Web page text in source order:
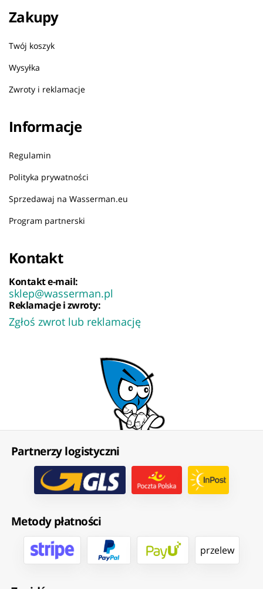
Zakupy
Twój koszyk
Wysyłka
Zwroty i reklamacje
Informacje
Regulamin
Polityka prywatności
Sprzedawaj na Wasserman.eu
Program partnerski
Kontakt
Kontakt e-mail:
sklep@wasserman.pl
Reklamacje i zwroty:
Zgłoś zwrot lub reklamację
Partnerzy logistyczni
Metody płatności
przelew